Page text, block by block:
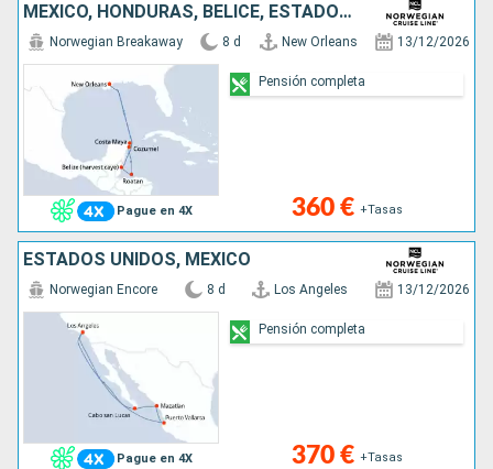
MÉXICO, HONDURAS, BELICE, ESTADOS UNIDOS
Pague en 4X
Norwegian Breakaway 8 d New Orleans 13/12/2026
360 € +Tasas
Pensión completa
ESTADOS UNIDOS, MÉXICO
Pague en 4X
Norwegian Encore 8 d Los Angeles 13/12/2026
370 € +Tasas
Pensión completa